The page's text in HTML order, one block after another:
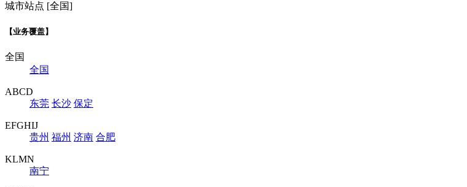
城市站点 [全国]
【业务覆盖】
全国
全国
ABCD
东莞 长沙 保定
EFGHIJ
贵州 福州 济南 合肥
KLMN
南宁